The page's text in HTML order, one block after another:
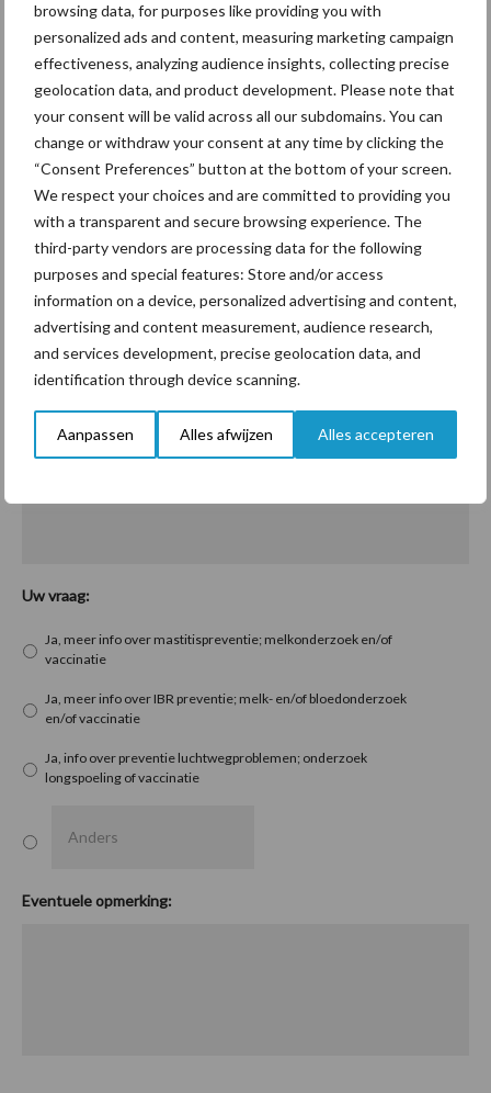
browsing data, for purposes like providing you with
personalized ads and content, measuring marketing campaign
effectiveness, analyzing audience insights, collecting precise
geolocation data, and product development. Please note that
your consent will be valid across all our subdomains. You can
change or withdraw your consent at any time by clicking the
“Consent Preferences” button at the bottom of your screen.
We respect your choices and are committed to providing you
with a transparent and secure browsing experience. The
third-party vendors are processing data for the following
purposes and special features: Store and/or access
information on a device, personalized advertising and content,
advertising and content measurement, audience research,
and services development, precise geolocation data, and
identification through device scanning.
Aanpassen Alles afwijzen Alles accepteren
Nederland) 06-8279 0165 of Anne-Lynn Geertshuis (Oost
Nederland) 06-2046 9304. U kunt ook onderstaand
contactformulier invullen, dan nemen wij contact met u op.
Contactformulier Hipra
Bedrijfsnaam
E-mailadres
Telefoon
Uw vraag:
Ja, meer info over mastitispreventie; melkonderzoek en/of
vaccinatie
Ja, meer info over IBR preventie; melk- en/of bloedonderzoek
en/of vaccinatie
Ja, info over preventie luchtwegproblemen; onderzoek
longspoeling of vaccinatie
Eventuele opmerking: